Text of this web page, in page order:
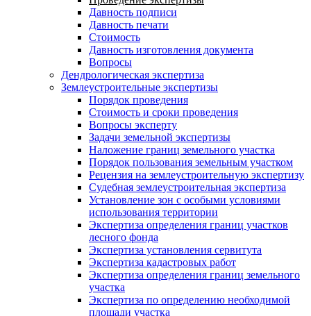
Давность подписи
Давность печати
Стоимость
Давность изготовления документа
Вопросы
Дендрологическая экспертиза
Землеустроительные экспертизы
Порядок проведения
Стоимость и сроки проведения
Вопросы эксперту
Задачи земельной экспертизы
Наложение границ земельного участка
Порядок пользования земельным участком
Рецензия на землеустроительную экспертизу
Судебная землеустроительная экспертиза
Установление зон с особыми условиями
использования территории
Экспертиза определения границ участков
лесного фонда
Экспертиза установления сервитута
Экспертиза кадастровых работ
Экспертиза определения границ земельного
участка
Экспертиза по определению необходимой
площади участка